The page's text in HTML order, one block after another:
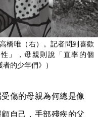
橋唯（右）。記者問到喜歡
」，母親則說「直率的個
的少年們》）
傷的母親為何總是像
自己，手部殘疾的父